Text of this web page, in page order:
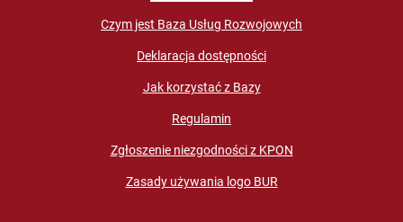
Czym jest Baza Usług Rozwojowych
Deklaracja dostępności
Jak korzystać z Bazy
Regulamin
Zgłoszenie niezgodności z KPON
Zasady używania logo BUR